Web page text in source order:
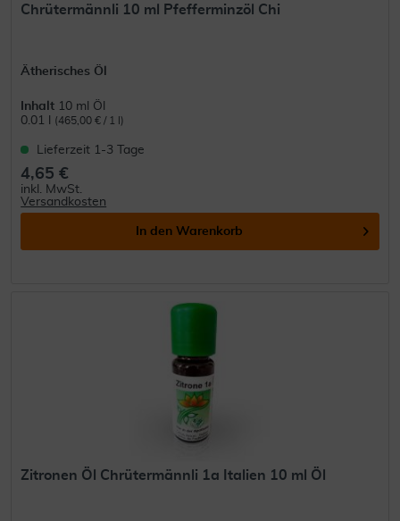
Chrütermännli 10 ml Pfefferminzöl Chi
Ätherisches Öl
Inhalt 10 ml Öl
0.01 l
(465,00 € / 1 l)
Lieferzeit 1-3 Tage
4,65 €
inkl. MwSt.
Versandkosten
In den Warenkorb
Zitronen Öl Chrütermännli 1a Italien 10 ml Öl